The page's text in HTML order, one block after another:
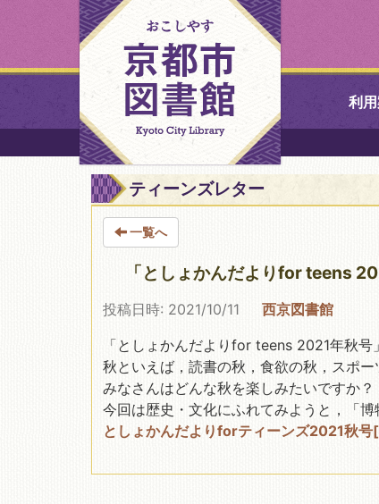
利
中央図書
北図書館
久世ふれ
醍醐図書館
ティーンズレター
一覧へ
「としょかんだよりfor teens
投稿日時: 2021/10/11
西京図書館
「としょかんだよりfor teens 2021年秋号
秋といえば，読書の秋，食欲の秋，スポー
みなさんはどんな秋を楽しみたいですか？
今回は歴史・文化にふれてみようと，「博
としょかんだよりforティーンズ2021秋